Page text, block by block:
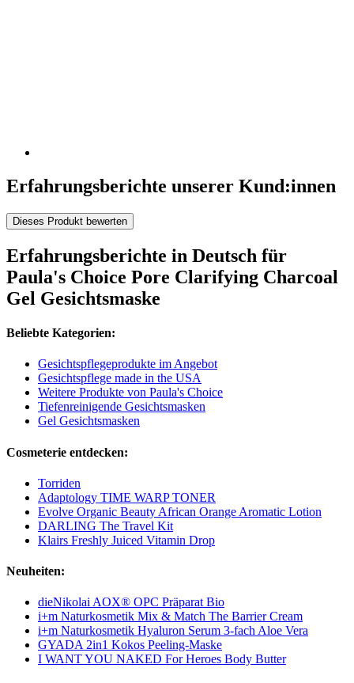
Erfahrungsberichte unserer Kund:innen
Dieses Produkt bewerten
Erfahrungsberichte in Deutsch für
Paula's Choice Pore Clarifying Charcoal
Gel Gesichtsmaske
Beliebte Kategorien:
Gesichtspflegeprodukte im Angebot
Gesichtspflege made in the USA
Weitere Produkte von Paula's Choice
Tiefenreinigende Gesichtsmasken
Gel Gesichtsmasken
Cosmeterie entdecken:
Torriden
Adaptology TIME WARP TONER
Evolve Organic Beauty African Orange Aromatic Lotion
DARLING The Travel Kit
Klairs Freshly Juiced Vitamin Drop
Neuheiten:
dieNikolai AOX® OPC Präparat Bio
i+m Naturkosmetik Mix & Match The Barrier Cream
i+m Naturkosmetik Hyaluron Serum 3-fach Aloe Vera
GYADA 2in1 Kokos Peeling-Maske
I WANT YOU NAKED For Heroes Body Butter